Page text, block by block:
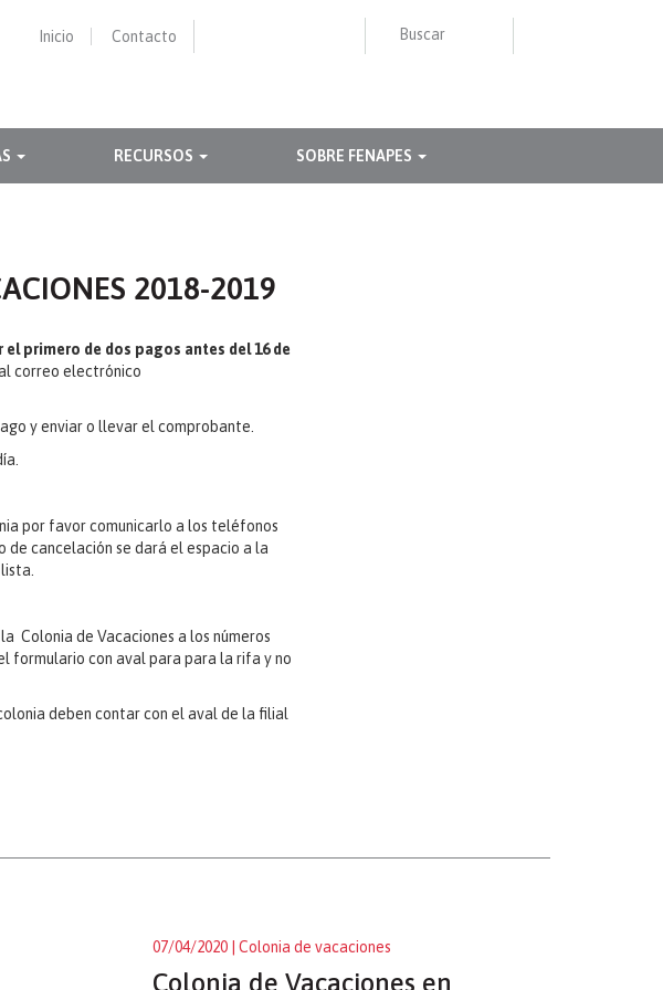
Buscar
Inicio Contacto
RECURSOS SOBRE FENAPES
2018-2019
el primero de dos pagos antes del 16 de
correo electrónico
y enviar o llevar el comprobante.
por favor comunicarlo a los teléfonos
de cancelación se dará el espacio a la
Colonia de Vacaciones a los números
formulario con aval para para la rifa y no
deben contar con el aval de la filial
07/04/2020 | Colonia de vacaciones
Colonia de Vacaciones en